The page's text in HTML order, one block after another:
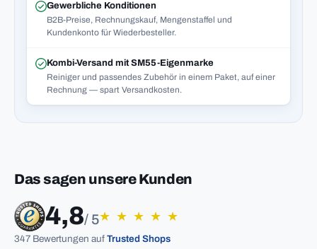
Gewerbliche Konditionen
B2B-Preise, Rechnungskauf, Mengenstaffel und
Kundenkonto für Wiederbesteller.
Kombi-Versand mit SM55-Eigenmarke
Reiniger und passendes Zubehör in einem Paket, auf einer
Rechnung — spart Versandkosten.
Das sagen unsere Kunden
4,8/ 5★ ★ ★ ★ ★
347 Bewertungen auf Trusted Shops